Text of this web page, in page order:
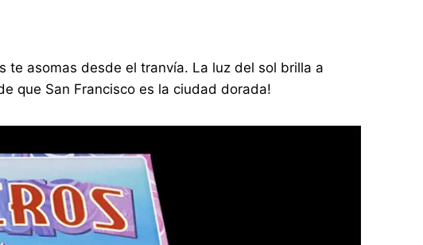
te asomas desde el tranvía. La luz del sol brilla a
que San Francisco es la ciudad dorada!